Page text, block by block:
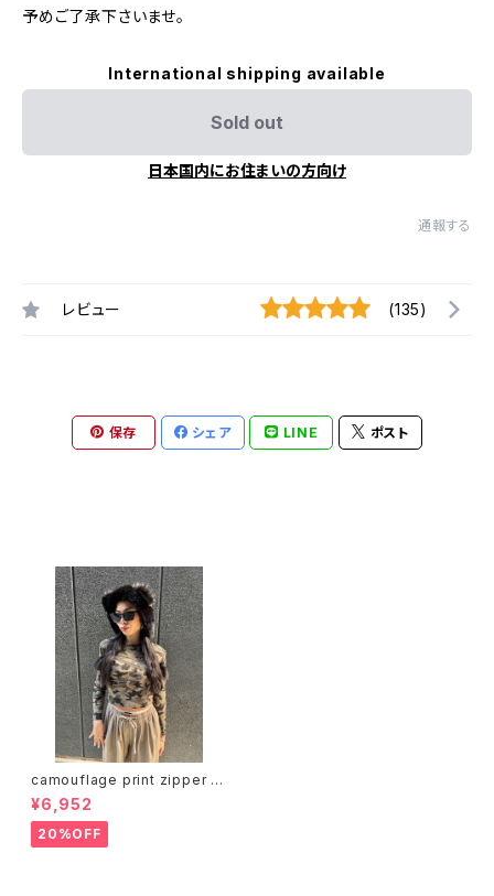
予めご了承下さいませ。
International shipping available
Sold out
日本国内にお住まいの方向け
通報する
レビュー (135)
保存 シェア LINE ポスト
camouflage print zipper d
esign long sleeve tops トッ
プス 長袖 カモフラ 迷彩 ジッパ
ー
¥6,952
20%OFF